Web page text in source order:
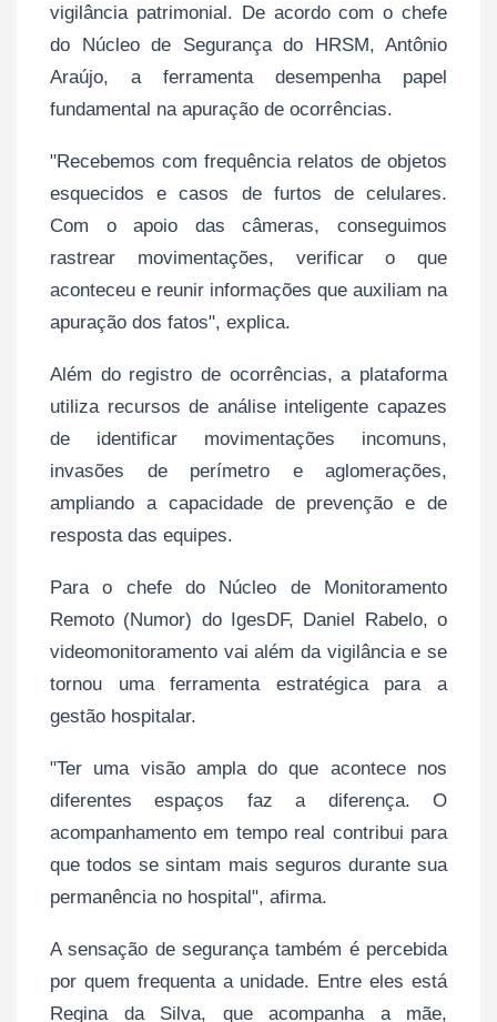
vigilância patrimonial. De acordo com o chefe
do Núcleo de Segurança do HRSM, Antônio
Araújo, a ferramenta desempenha papel
fundamental na apuração de ocorrências.
"Recebemos com frequência relatos de objetos
esquecidos e casos de furtos de celulares.
Com o apoio das câmeras, conseguimos
rastrear movimentações, verificar o que
aconteceu e reunir informações que auxiliam na
apuração dos fatos", explica.
Além do registro de ocorrências, a plataforma
utiliza recursos de análise inteligente capazes
de identificar movimentações incomuns,
invasões de perímetro e aglomerações,
ampliando a capacidade de prevenção e de
resposta das equipes.
Para o chefe do Núcleo de Monitoramento
Remoto (Numor) do IgesDF, Daniel Rabelo, o
videomonitoramento vai além da vigilância e se
tornou uma ferramenta estratégica para a
gestão hospitalar.
"Ter uma visão ampla do que acontece nos
diferentes espaços faz a diferença. O
acompanhamento em tempo real contribui para
que todos se sintam mais seguros durante sua
permanência no hospital", afirma.
A sensação de segurança também é percebida
por quem frequenta a unidade. Entre eles está
Regina da Silva, que acompanha a mãe,